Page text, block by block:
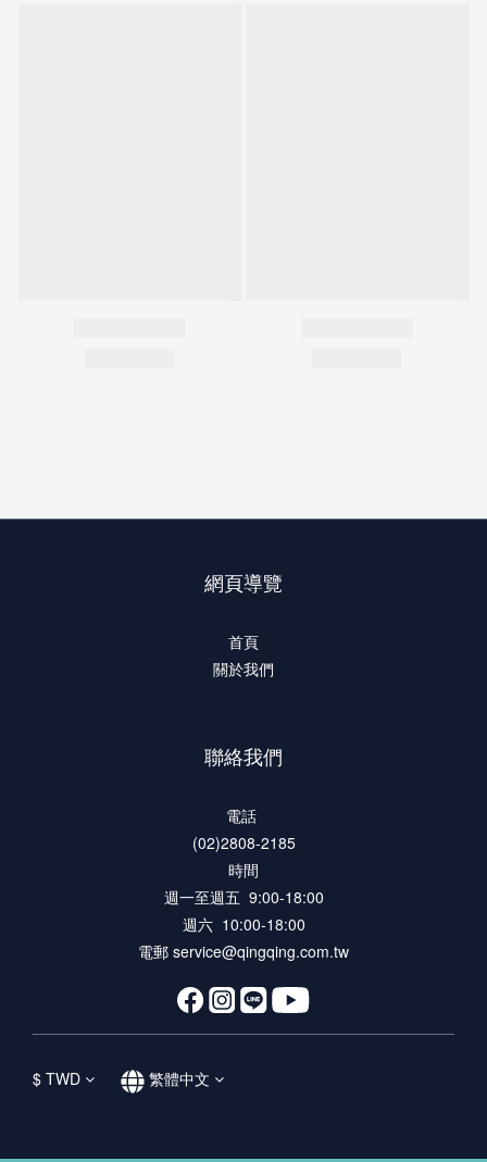
網頁導覽
首頁
關於我們
聯絡我們
電話
(02)2808-2185
時間
週一至週五 9:00-18:00
週六 10:00-18:00
電郵 service@qingqing.com.tw
$ TWD 繁體中文